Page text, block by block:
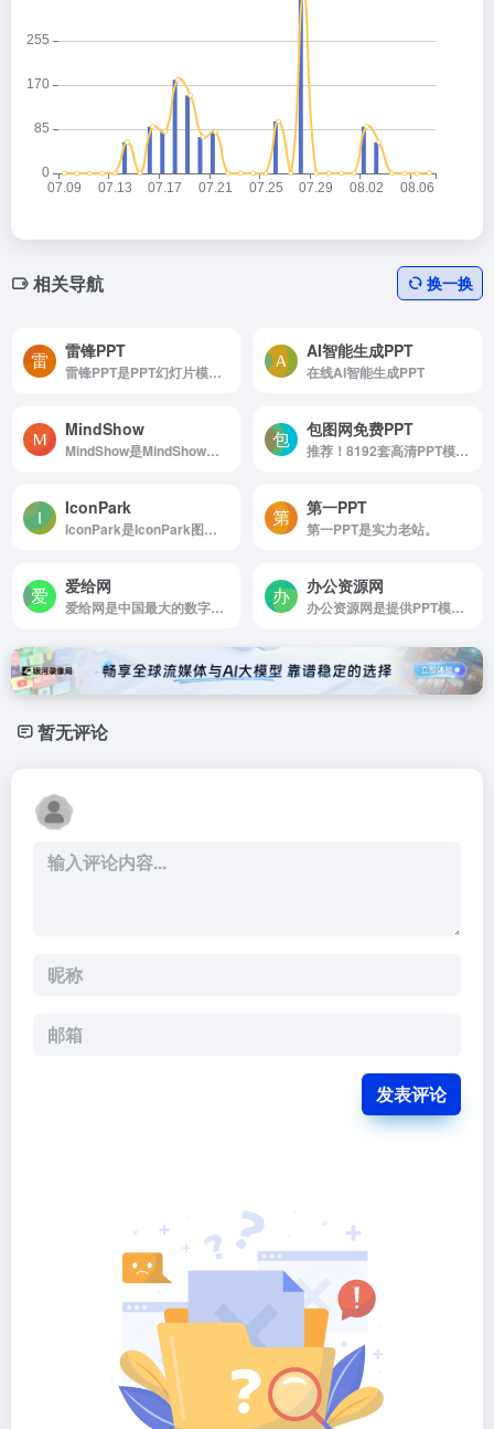
相关导航 换一换
雷锋PPT
雷锋PPT是PPT幻灯片模板素材大全
AI智能生成PPT
在线AI智能生成PPT
MindShow
MindShow是MindShow是一个智能的PPT生成器。
包图网免费PPT
推荐！8192套高清PPT模板，免费下&gt;&gt;
IconPark
IconPark是IconPark图标，字节跳动开源的矢量图标。
第一PPT
第一PPT是实力老站。
爱给网
爱给网是中国最大的数字娱乐免费素材下载网站
办公资源网
办公资源网是提供PPT模板、表格、图表等各类素材下载
暂无评论
发表评论